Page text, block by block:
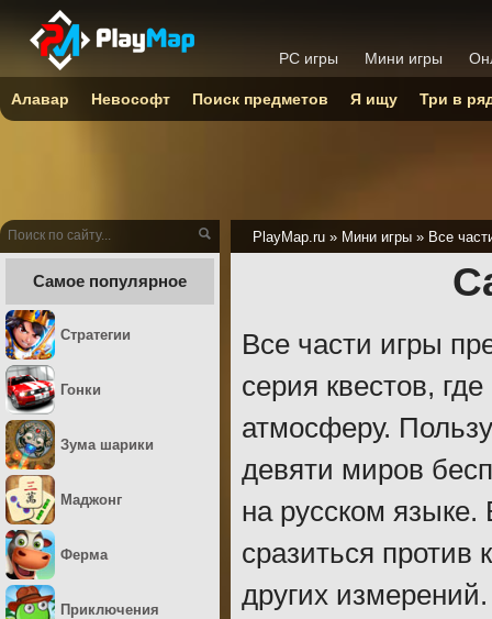
PlayMap.ru » Мини игры » Все
Все части игры
серия квестов,
атмосферу.
девяти миров
на русском языке.
сразиться
других
Самое популярное
Стратегии
Гонки
Зума шарики
Маджонг
Ферма
Приключения
PC игры Мини игры
Алавар Невософт Поиск предметов Я ищу Три в